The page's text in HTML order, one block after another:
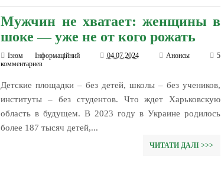
Мужчин не хватает: женщины в
шоке — уже не от кого рожать
Ізюм Інформаційний 04.07.2024 Анонсы
5
комментариев
Детские площадки – без детей, школы – без учеников,
институты – без студентов. Что ждет Харьковскую
область в будущем. В 2023 году в Украине родилось
более 187 тысяч детей,...
ЧИТАТИ ДАЛІ >>>